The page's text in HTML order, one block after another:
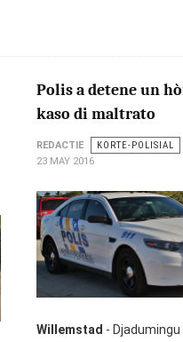
Polis a detene un
kaso di maltrato
REDACTIE
KORTE-POLISIAL
23 MAY 2016
Willemstad -